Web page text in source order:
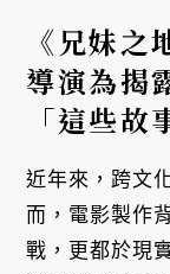
《兄妹
導演為揭
「這些故
近年來，跨文
而，電影製作
戰，更都於現